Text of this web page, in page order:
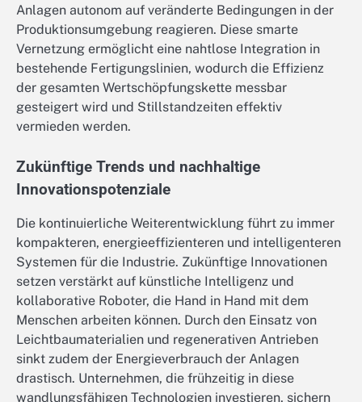
Anlagen autonom auf veränderte Bedingungen in der
Produktionsumgebung reagieren. Diese smarte
Vernetzung ermöglicht eine nahtlose Integration in
bestehende Fertigungslinien, wodurch die Effizienz
der gesamten Wertschöpfungskette messbar
gesteigert wird und Stillstandzeiten effektiv
vermieden werden.
Zukünftige Trends und nachhaltige
Innovationspotenziale
Die kontinuierliche Weiterentwicklung führt zu immer
kompakteren, energieeffizienteren und intelligenteren
Systemen für die Industrie. Zukünftige Innovationen
setzen verstärkt auf künstliche Intelligenz und
kollaborative Roboter, die Hand in Hand mit dem
Menschen arbeiten können. Durch den Einsatz von
Leichtbaumaterialien und regenerativen Antrieben
sinkt zudem der Energieverbrauch der Anlagen
drastisch. Unternehmen, die frühzeitig in diese
wandlungsfähigen Technologien investieren, sichern